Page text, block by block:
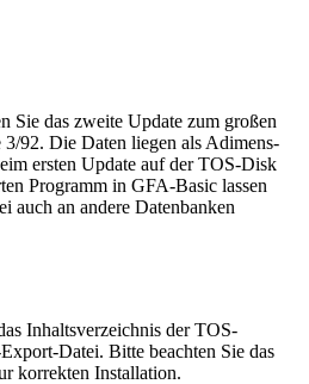
das zweite Update zum großen
92. Die Daten liegen als Adimens-
ersten Update auf der TOS-Disk
Programm in GFA-Basic lassen
auch an andere Datenbanken
Inhaltsverzeichnis der TOS-
Datei. Bitte beachten Sie das
korrekten Installation.